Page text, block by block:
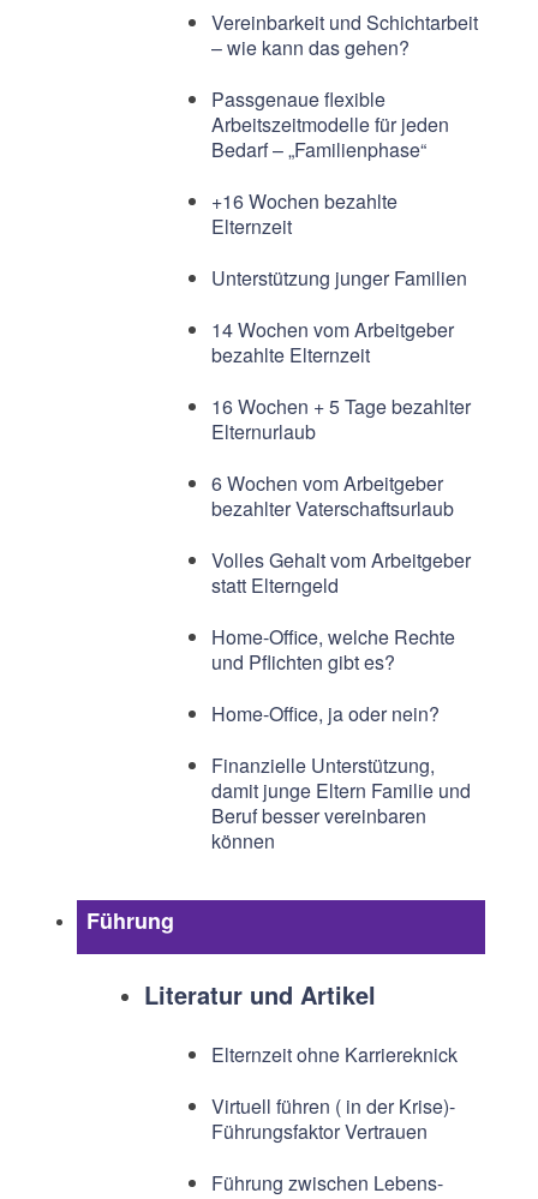
Vereinbarkeit und Schichtarbeit
– wie kann das gehen?
Passgenaue flexible
Arbeitszeitmodelle für jeden
Bedarf – „Familienphase“
+16 Wochen bezahlte
Elternzeit
Unterstützung junger Familien
14 Wochen vom Arbeitgeber
bezahlte Elternzeit
16 Wochen + 5 Tage bezahlter
Elternurlaub
6 Wochen vom Arbeitgeber
bezahlter Vaterschaftsurlaub
Volles Gehalt vom Arbeitgeber
statt Elterngeld
Home-Office, welche Rechte
und Pflichten gibt es?
Home-Office, ja oder nein?
Finanzielle Unterstützung,
damit junge Eltern Familie und
Beruf besser vereinbaren
können
Führung
Literatur und Artikel
Elternzeit ohne Karriereknick
Virtuell führen ( in der Krise)-
Führungsfaktor Vertrauen
Führung zwischen Lebens-